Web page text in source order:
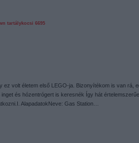
tartálykocsi 6695
ez volt életem első LEGO-ja. Bizonyítékom is van rá,
és hózentrógert is keresnék Így hát
AlapadatokNeve: Gas Station…